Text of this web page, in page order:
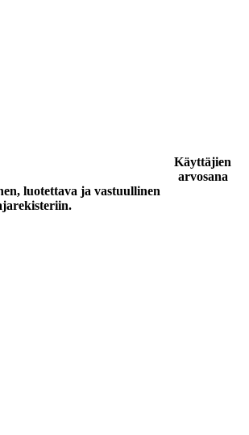
luotettava ja vastuullinen
Käyttäjien
arvosana